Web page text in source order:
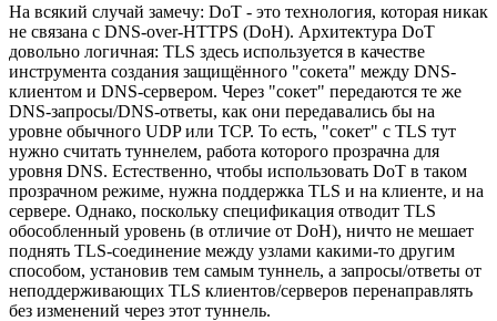
На всякий случай замечу: DoT - это технология, которая никак
не связана с DNS-over-HTTPS (DoH). Архитектура DoT
довольно логичная: TLS здесь используется в качестве
инструмента создания защищённого "сокета" между DNS-
клиентом и DNS-сервером. Через "сокет" передаются те же
DNS-запросы/DNS-ответы, как они передавались бы на
уровне обычного UDP или TCP. То есть, "сокет" с TLS тут
нужно считать туннелем, работа которого прозрачна для
уровня DNS. Естественно, чтобы использовать DoT в таком
прозрачном режиме, нужна поддержка TLS и на клиенте, и на
сервере. Однако, поскольку спецификация отводит TLS
обособленный уровень (в отличие от DoH), ничто не мешает
поднять TLS-соединение между узлами какими-то другим
способом, установив тем самым туннель, а запросы/ответы от
неподдерживающих TLS клиентов/серверов перенаправлять
без изменений через этот туннель.